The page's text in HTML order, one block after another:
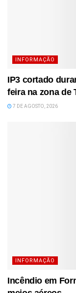
INFORMAÇÃO
IP3 cortado
feira na zona de
7 DE AGOSTO, 2026
INFORMAÇÃO
Incêndio em